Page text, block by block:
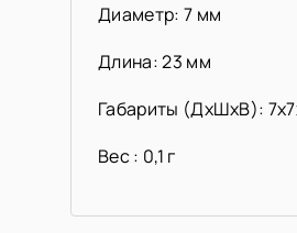
Диаметр: 7 мм
Длина: 23 мм
Габариты (ДхШхВ):
Вес : 0,1 г